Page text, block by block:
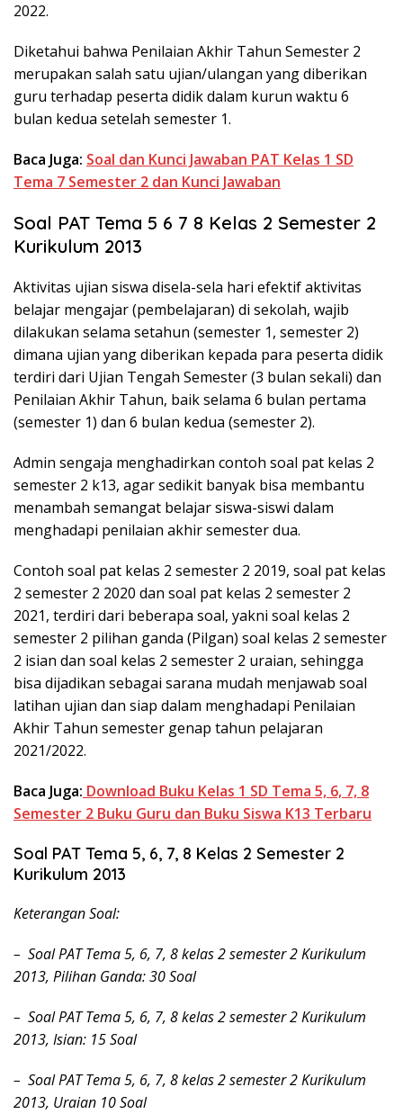
2022.
Diketahui bahwa Penilaian Akhir Tahun Semester 2
merupakan salah satu ujian/ulangan yang diberikan
guru terhadap peserta didik dalam kurun waktu 6
bulan kedua setelah semester 1.
Baca Juga: Soal dan Kunci Jawaban PAT Kelas 1 SD
Tema 7 Semester 2 dan Kunci Jawaban
Soal PAT Tema 5 6 7 8 Kelas 2 Semester 2
Kurikulum 2013
Aktivitas ujian siswa disela-sela hari efektif aktivitas
belajar mengajar (pembelajaran) di sekolah, wajib
dilakukan selama setahun (semester 1, semester 2)
dimana ujian yang diberikan kepada para peserta didik
terdiri dari Ujian Tengah Semester (3 bulan sekali) dan
Penilaian Akhir Tahun, baik selama 6 bulan pertama
(semester 1) dan 6 bulan kedua (semester 2).
Admin sengaja menghadirkan contoh soal pat kelas 2
semester 2 k13, agar sedikit banyak bisa membantu
menambah semangat belajar siswa-siswi dalam
menghadapi penilaian akhir semester dua.
Contoh soal pat kelas 2 semester 2 2019, soal pat kelas
2 semester 2 2020 dan soal pat kelas 2 semester 2
2021, terdiri dari beberapa soal, yakni soal kelas 2
semester 2 pilihan ganda (Pilgan) soal kelas 2 semester
2 isian dan soal kelas 2 semester 2 uraian, sehingga
bisa dijadikan sebagai sarana mudah menjawab soal
latihan ujian dan siap dalam menghadapi Penilaian
Akhir Tahun semester genap tahun pelajaran
2021/2022.
Baca Juga: Download Buku Kelas 1 SD Tema 5, 6, 7, 8
Semester 2 Buku Guru dan Buku Siswa K13 Terbaru
Soal PAT Tema 5, 6, 7, 8 Kelas 2 Semester 2
Kurikulum 2013
Keterangan Soal:
– Soal PAT Tema 5, 6, 7, 8 kelas 2 semester 2 Kurikulum
2013, Pilihan Ganda: 30 Soal
– Soal PAT Tema 5, 6, 7, 8 kelas 2 semester 2 Kurikulum
2013, Isian: 15 Soal
– Soal PAT Tema 5, 6, 7, 8 kelas 2 semester 2 Kurikulum
2013, Uraian 10 Soal